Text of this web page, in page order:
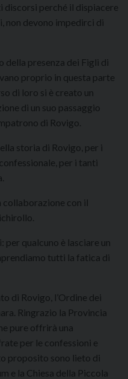
discorsi perché il dispiacere
non devono impedirci di
della presenza dei Figli di
proprio in questa parte
di loro si è creato un
di un suo passaggio
di Rovigo.
storia di Rovigo, per i
per i tanti
collaborazione con il
per qualcuno è lasciare un
tutti la fatica di
di Rovigo, l’Ordine dei
Ringrazio la Provincia
pure offrirà una
per le confessioni e
proposito sono lieto di
e la Chiesa della Piccola